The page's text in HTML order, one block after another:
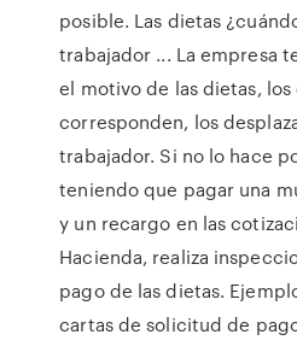
posible. Las dietas
trabajador ... La empresa
el motivo de las dietas, los
corresponden, los
trabajador. Si no lo hace
teniendo que pagar una
y un recargo en las
Hacienda, realiza
pago de las dietas.
cartas de solicitud de